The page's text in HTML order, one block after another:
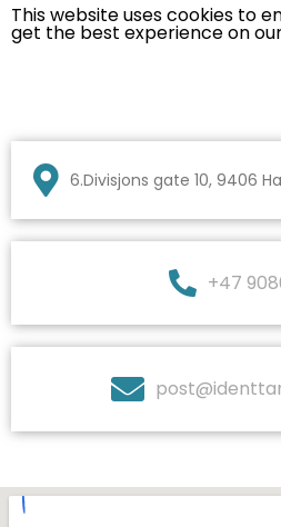
This website uses cookies to
get the best experience on
6.Divisjons gate 10, 9406
+47